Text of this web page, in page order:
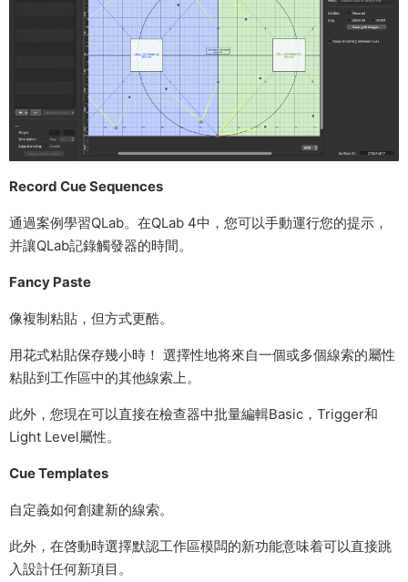
Record Cue Sequences
通過案例學習QLab。在QLab 4中，您可以手動運行您的提示，
并讓QLab記錄觸發器的時間。
Fancy Paste
像複制粘貼，但方式更酷。
用花式粘貼保存幾小時！ 選擇性地将來自一個或多個線索的屬性
粘貼到工作區中的其他線索上。
此外，您現在可以直接在檢查器中批量編輯Basic，Trigger和
Light Level屬性。
Cue Templates
自定義如何創建新的線索。
此外，在啓動時選擇默認工作區模闆的新功能意味着可以直接跳
入設計任何新項目。